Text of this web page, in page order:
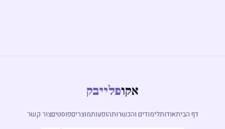
אקופלייבק
דף הביתאודותלימודים והכשרותהופעותמוצריםפוסטיםצור קשר